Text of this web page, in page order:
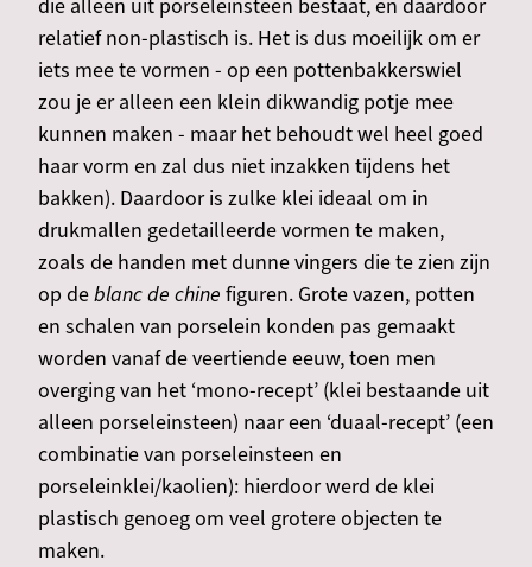
die alleen uit porseleinsteen bestaat, en daardoor
relatief non-plastisch is. Het is dus moeilijk om er
iets mee te vormen - op een pottenbakkerswiel
zou je er alleen een klein dikwandig potje mee
kunnen maken - maar het behoudt wel heel goed
haar vorm en zal dus niet inzakken tijdens het
bakken). Daardoor is zulke klei ideaal om in
drukmallen gedetailleerde vormen te maken,
zoals de handen met dunne vingers die te zien zijn
op deblanc de chine figuren. Grote vazen, potten
en schalen van porselein konden pas gemaakt
worden vanaf de veertiende eeuw, toen men
overging van het ‘mono-recept’ (klei bestaande uit
alleen porseleinsteen) naar een ‘duaal-recept’ (een
combinatie van porseleinsteen en
porseleinklei/kaolien): hierdoor werd de klei
plastisch genoeg om veel grotere objecten te
maken.